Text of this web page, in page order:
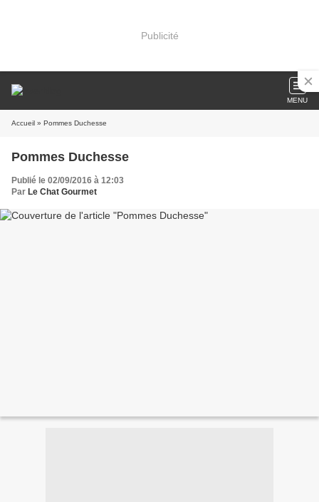
Publicité
MENU
Accueil » Pommes Duchesse
Pommes Duchesse
Publié le 02/09/2016 à 12:03
Par Le Chat Gourmet